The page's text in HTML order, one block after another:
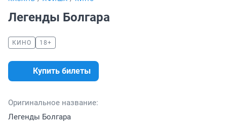
Легенды Болгара
КИНО 18+
Купить билеты
Оригинальное название:
Легенды Болгара